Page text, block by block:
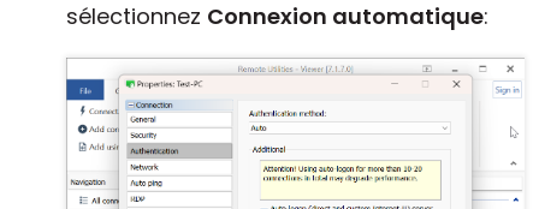
sélectionnez Connexion automatique: